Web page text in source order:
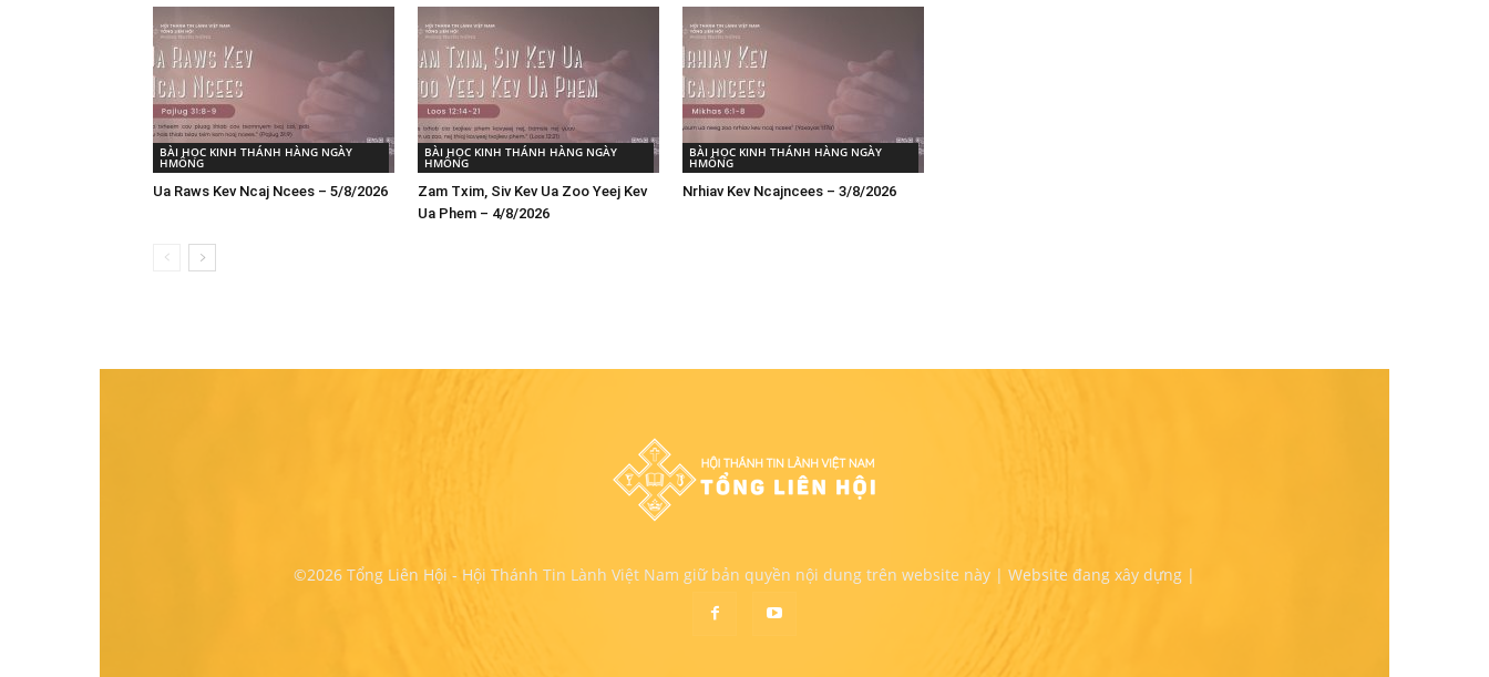
BÀI HỌC KINH THÁNH HÀNG NGÀY
HMÔNG
Ua Raws Kev Ncaj Ncees – 5/8/2026
BÀI HỌC KINH THÁNH HÀNG NGÀY
HMÔNG
Zam Txim, Siv Kev Ua Zoo Yeej Kev
Ua Phem – 4/8/2026
BÀI HỌC KINH THÁNH HÀNG NGÀY
HMÔNG
Nrhiav Kev Ncajncees – 3/8/2026
©2026 Tổng Liên Hội - Hội Thánh Tin Lành Việt Nam giữ bản quyền nội dung trên website này | Website đang xây dựng |